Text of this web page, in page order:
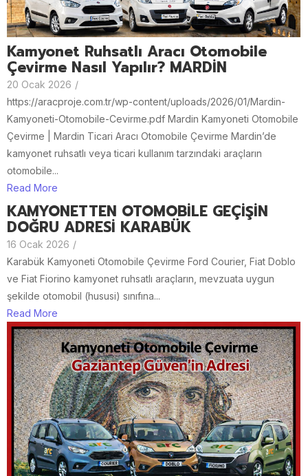
Kamyonet Ruhsatlı Aracı Otomobile
Çevirme Nasıl Yapılır? MARDİN
20 Ocak 2026 /
https://aracproje.com.tr/wp-content/uploads/2026/01/Mardin-
Kamyoneti-Otomobile-Cevirme.pdf Mardin Kamyoneti Otomobile
Çevirme | Mardin Ticari Aracı Otomobile Çevirme Mardin’de
kamyonet ruhsatlı veya ticari kullanım tarzındaki araçların
otomobile...
Read More
KAMYONETTEN OTOMOBİLE GEÇİŞİN
DOĞRU ADRESİ KARABÜK
16 Ocak 2026 /
Karabük Kamyoneti Otomobile Çevirme Ford Courier, Fiat Doblo
ve Fiat Fiorino kamyonet ruhsatlı araçların, mevzuata uygun
şekilde otomobil (hususi) sınıfına...
Read More